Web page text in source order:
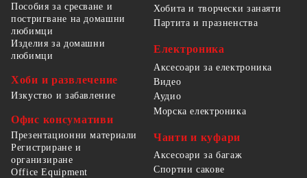
Пособия за сресване и
постригване на домашни
любимци
Изделия за домашни
любимци
Хоби и развлечение
Изкуство и забавление
Офис консумативи
Презентационни материали
Регистриране и
организиране
Office Equipment
Хобита и творчески занаяти
Партита и празненства
Електроника
Аксесоари за електроника
Видео
Аудио
Морска електроника
Чанти и куфари
Аксесоари за багаж
Спортни сакове